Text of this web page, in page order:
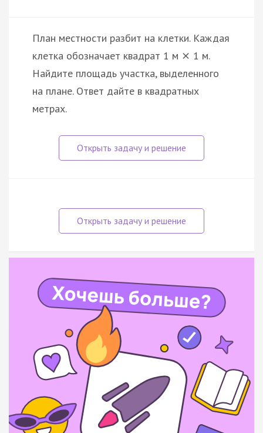
План местности разбит на клетки. Каждая
клетка обозначает квадрат 1 м × 1 м.
Найдите площадь участка, выделенного
на плане. Ответ дайте в квадратных
метрах.